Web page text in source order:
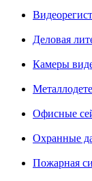
Деловая
Камеры
Офисные
Охранные
Пожарная